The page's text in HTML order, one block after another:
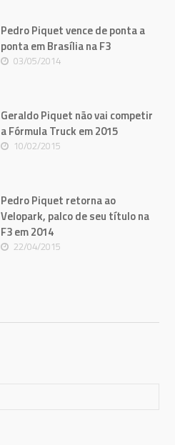
Pedro Piquet vence de ponta a
ponta em Brasília na F3
03/05/2014
Geraldo Piquet não vai competir
a Fórmula Truck em 2015
10/02/2015
Pedro Piquet retorna ao
Velopark, palco de seu título na
F3 em 2014
22/04/2015